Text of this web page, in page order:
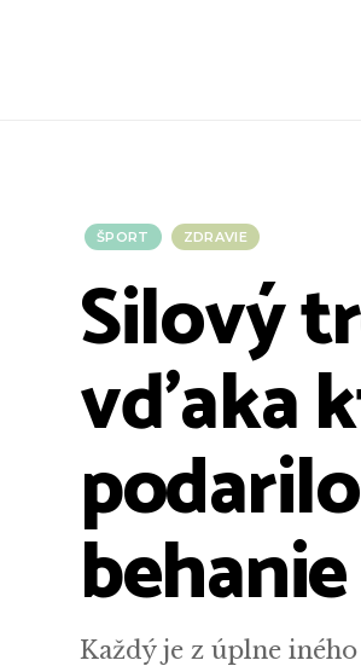
ŠPORT ZDRAVIE
Silový
vďaka
Každý je z úplne